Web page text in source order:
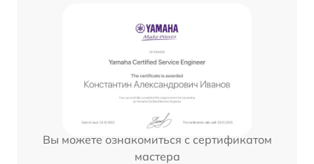
Вы можете ознакомиться с сертификатом
мастера